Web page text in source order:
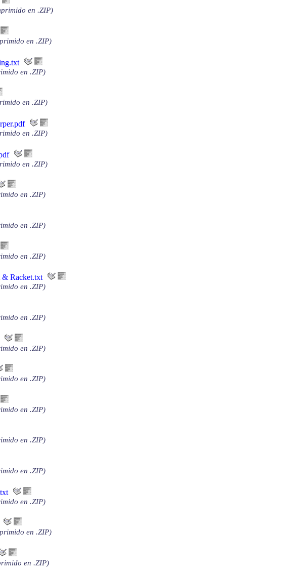
en .ZIP)
en .ZIP)
en .ZIP)
en .ZIP)
en .ZIP)
en .ZIP)
en .ZIP)
en .ZIP)
en .ZIP)
& Racket.txt
en .ZIP)
en .ZIP)
en .ZIP)
en .ZIP)
en .ZIP)
en .ZIP)
en .ZIP)
en .ZIP)
en .ZIP)
en .ZIP)